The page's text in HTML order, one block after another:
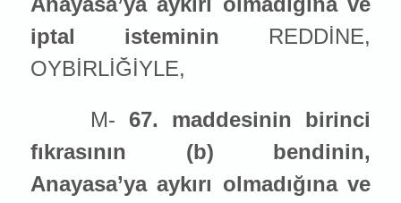
iptal isteminin REDDİNE,
OYBİRLİĞİYLE,
M- 67. maddesinin birinci
fıkrasının (b) bendinin,
Anayasa’ya aykırı olmadığına ve